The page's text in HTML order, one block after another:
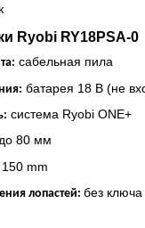
Ryobi RY18PSA-0
сабельная пила
батарея 18 В (не
система Ryobi ONE+
80 мм
150 mm
лопастей: без ключа